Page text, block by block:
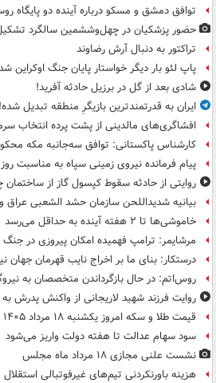
توافق دمشق و مسکو درباره آینده دو پایگاه
حضور پزشکیان در چهل‌وششمین سالگرد
تراکتور به دنبال آرش رضاوند
پاپ لئو بار دیگر خواستار پایان جنگ اوکراین
شادی بعد از گل در برزیل حادثه آفرید!
ایران به قدرتمندترین بازیگرِ منطقه تبدیل شده!
افشاگری‌های مالدینی از پشت پرده انتخاب
کارشناس پاکستانی: توافق سه‌جانبه مکه
پیام فرمانده نیروی زمینی سپاه به مناسبت روز
روایتی از حادثه سقوط کپسول گاز از ساختمان
بیانیه شدیداللحن سازمان حشد الشعبی عراق
خاموشی‌ها تا ۲ هفته آینده به حداقل می‌رسد
مرشایمر: ترامپ فهمیده امکان پیروزی در جنگ
درستکار: بنای ما بر اخراج نایب قهرمان جهان
روس‌اتم: در حال بازگرداندن متخصصان به
روایت فرزند شهید لاریجانی از واکنش پدرش
قیمت طلا و سکه امروز یکشنبه ۱۸ مرداد ۱۴۰۵
سود سهام عدالت تا هفته دولت واریز می‌شود
نشست علنی مجازی ۱۸ مرداد ماه مجلس
هزینه باورنکردنی تیم‌های غیرفوتبالی استقلال